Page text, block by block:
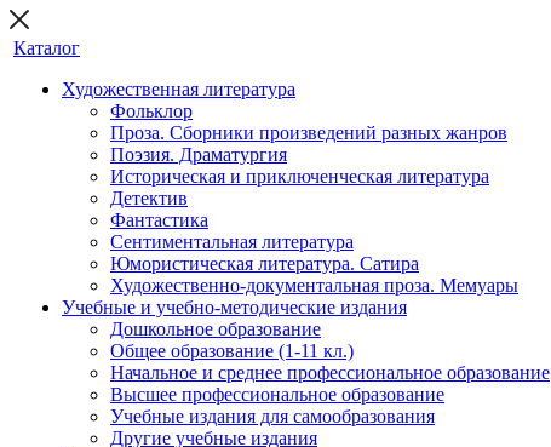
Каталог
Художественная литература
Фольклор
Проза. Сборники произведений разных жанров
Поэзия. Драматургия
Историческая и приключенческая литература
Детектив
Фантастика
Сентиментальная литература
Юмористическая литература. Сатира
Художественно-документальная проза. Мемуары
Учебные и учебно-методические издания
Дошкольное образование
Общее образование (1-11 кл.)
Начальное и среднее профессиональное образование
Высшее профессиональное образование
Учебные издания для самообразования
Другие учебные издания